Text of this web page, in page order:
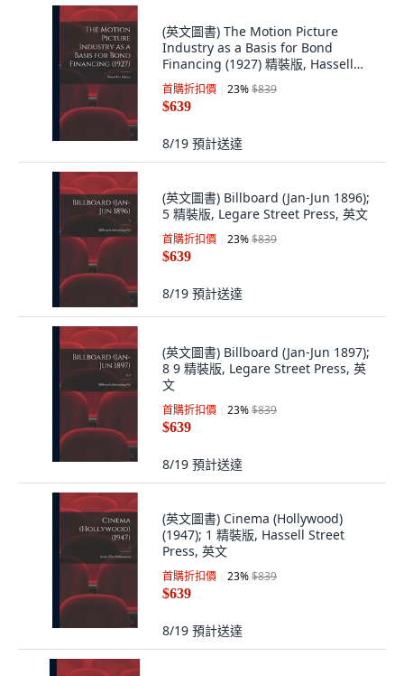
(英文圖書) The Motion Picture
Industry as a Basis for Bond
Financing (1927) 精裝版, Hassell
Street Press, 英文
首購折扣價 23%$839
$639
8/19 預計送達
(英文圖書) Billboard (Jan-Jun 1896);
5 精裝版, Legare Street Press, 英文
首購折扣價 23%$839
$639
8/19 預計送達
(英文圖書) Billboard (Jan-Jun 1897);
8 9 精裝版, Legare Street Press, 英
文
首購折扣價 23%$839
$639
8/19 預計送達
(英文圖書) Cinema (Hollywood)
(1947); 1 精裝版, Hassell Street
Press, 英文
首購折扣價 23%$839
$639
8/19 預計送達